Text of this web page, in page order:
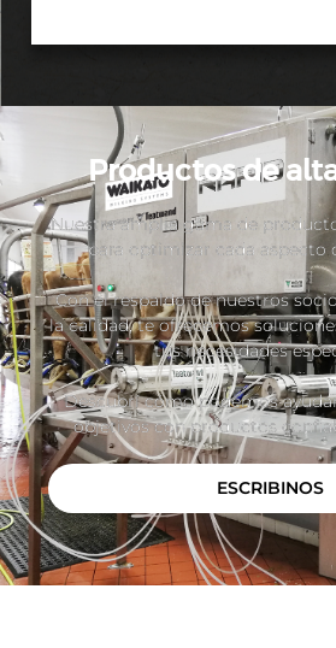
Productos de
Nuestra amplia gama de
para optimizar cada aspecto
Con el respaldo de nuestros
la calidad, te ofrecemos
tus necesidades
Descubrí cómo podemos
objetivos con productos
ESCRIBINOS